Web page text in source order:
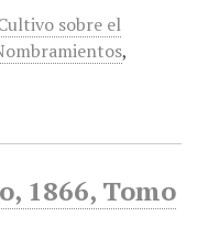
sobre el
,
1866, Tomo